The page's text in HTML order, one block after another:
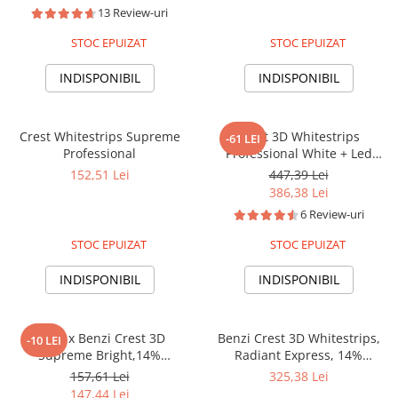
13 Review-uri
STOC EPUIZAT
INDISPONIBIL
STOC EPUIZAT
INDISPONIBIL
Crest Whitestrips Supreme
Professional
152,51 Lei
STOC EPUIZAT
INDISPONIBIL
-61 LEI
Crest 3D Whitestrips
Professional White + Led
Light, 19 plicuri, 38 plasturi,
Lampa UV, concentratie 10%,
nivel albire 30, kit albire dinti
447,39 Lei
386,38 Lei
6 Review-uri
STOC EPUIZAT
INDISPONIBIL
-10 LEI
7 zile x Benzi Crest 3D
Supreme Bright,14%
concentratie, 7 plicuri, 14
benzi albire, aplicare 60 min,
157,61 Lei
147,44 Lei
Benzi Crest 3D Whitestrips,
Radiant Express, 14%
concentratie, 14 zile, 28 benzi,
325,38 Lei